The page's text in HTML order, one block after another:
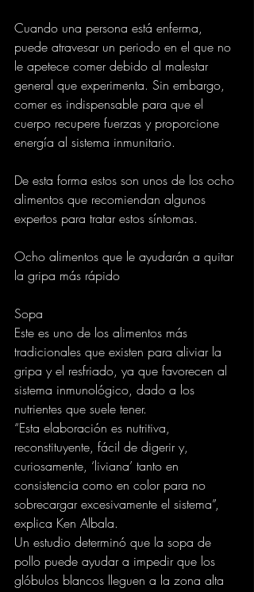
Cuando una persona está enferma,
puede atravesar un periodo en el que no
le apetece comer debido al malestar
general que experimenta. Sin embargo,
comer es indispensable para que el
cuerpo recupere fuerzas y proporcione
energía al sistema inmunitario.
De esta forma estos son unos de los ocho
alimentos que recomiendan algunos
expertos para tratar estos síntomas.
Ocho alimentos que le ayudarán a quitar
la gripa más rápido
Sopa
Este es uno de los alimentos más
tradicionales que existen para aliviar la
gripa y el resfriado, ya que favorecen al
sistema inmunológico, dado a los
nutrientes que suele tener.
“Esta elaboración es nutritiva,
reconstituyente, fácil de digerir y,
curiosamente, ‘liviana’ tanto en
consistencia como en color para no
sobrecargar excesivamente el sistema”,
explica Ken Albala.
Un estudio determinó que la sopa de
pollo puede ayudar a impedir que los
glóbulos blancos lleguen a la zona alta